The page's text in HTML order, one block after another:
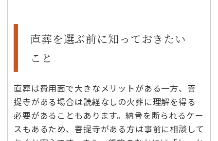
直葬を選ぶ前に知っておきたい
こと
直葬は費用面で大きなメリットがある一方、菩
提寺がある場合は読経なしの火葬に理解を得る
必要があることもあります。納骨を断られるケー
スもあるため、菩提寺がある方は事前に相談して